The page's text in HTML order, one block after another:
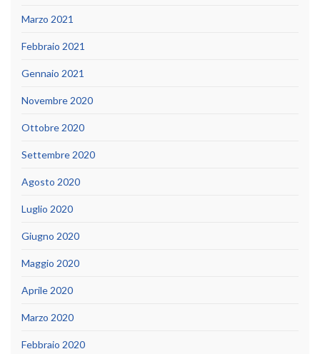
Marzo 2021
Febbraio 2021
Gennaio 2021
Novembre 2020
Ottobre 2020
Settembre 2020
Agosto 2020
Luglio 2020
Giugno 2020
Maggio 2020
Aprile 2020
Marzo 2020
Febbraio 2020